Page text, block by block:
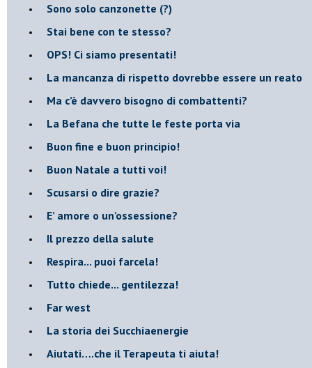
Sono solo canzonette (?)
​Stai bene con te stesso?
​OPS! Ci siamo presentati!
​La mancanza di rispetto dovrebbe essere un reato
​Ma c’è davvero bisogno di combattenti?
​La Befana che tutte le feste porta via
Buon fine e buon principio!
​Buon Natale a tutti voi!
​Scusarsi o dire grazie?
​E’ amore o un’ossessione?
​Il prezzo della salute
​Respira... puoi farcela!
​Tutto chiede... gentilezza!
​Far west
​La storia dei Succhiaenergie
​Aiutati….che il Terapeuta ti aiuta!